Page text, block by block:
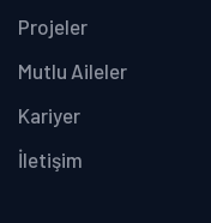
Projeler
Mutlu Aileler
Kariyer
İletişim